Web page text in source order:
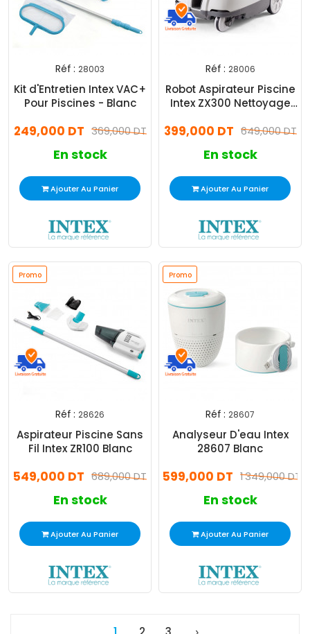
Réf : 28003
Kit d'Entretien Intex VAC+
Pour Piscines - Blanc
369,000 DT
249,000 DT
En stock
Ajouter Au Panier
Réf : 28006
Robot Aspirateur Piscine
Intex ZX300 Nettoyage
649,000 DT
399,000 DT
En stock
Ajouter Au Panier
Promo
Réf : 28626
Aspirateur Piscine Sans
Fil Intex ZR100 Blanc
689,000 DT
549,000 DT
En stock
Ajouter Au Panier
Promo
Réf : 28607
Analyseur D'eau Intex
28607 Blanc
1 349,000 DT
599,000 DT
En stock
Ajouter Au Panier